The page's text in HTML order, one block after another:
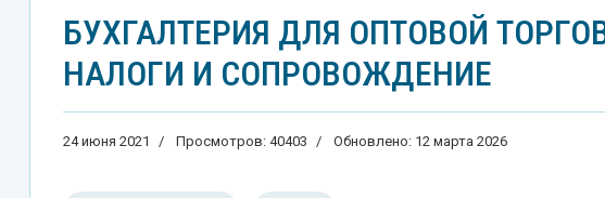
БУХГАЛТЕРИЯ ДЛЯ ОПТОВОЙ
НАЛОГИ И СОПРОВОЖДЕНИЕ
24 июня 2021 Просмотров: 40403 Обновлено: 12 марта 2026